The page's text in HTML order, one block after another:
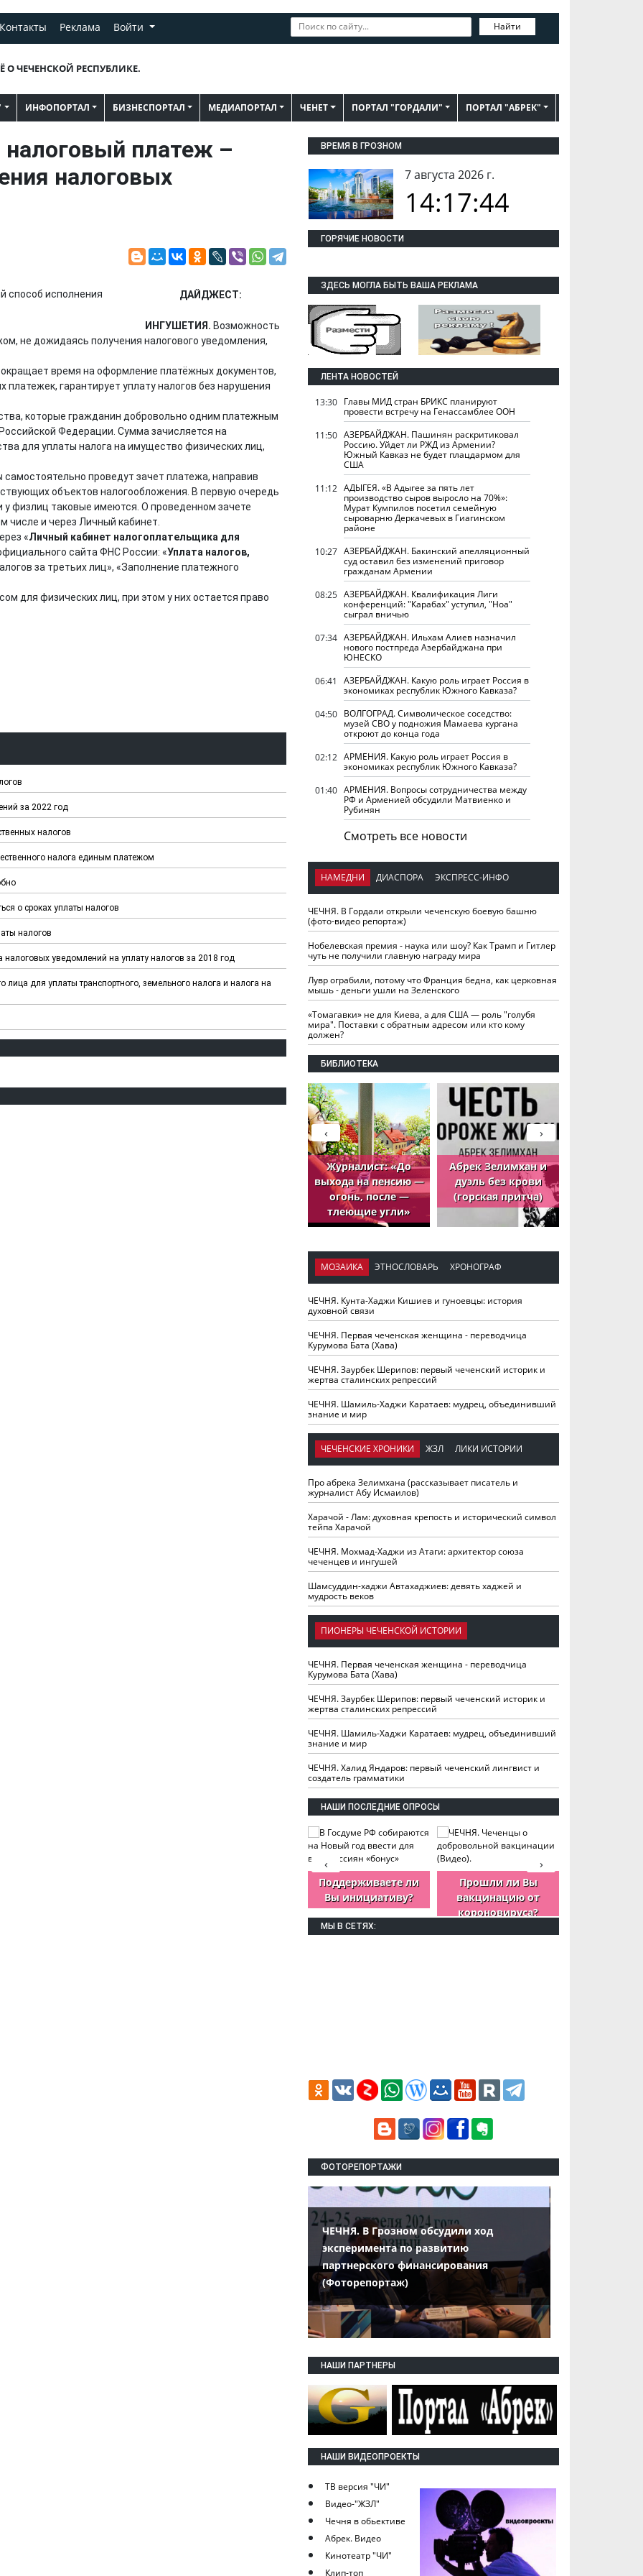
Контакты Реклама Войти Найти
О ЧЕЧЕНСКОЙ РЕСПУБЛИКЕ.
ИНФОПОРТАЛ БИЗНЕСПОРТАЛ МЕДИАПОРТАЛ ЧЕНЕТ ПОРТАЛ "ГОРДАЛИ" ПОРТАЛ "АБРЕК"
платеж –
налоговых
ДАЙДЖЕСТ:
ИНГУШЕТИЯ. Возможность
не дожидаясь получения налогового уведомления,
время на оформление платёжных документов,
гарантирует уплату налогов без нарушения
которые гражданин добровольно одним платежным
Федерации. Сумма зачисляется на
для уплаты налога на имущество физических лиц,
проведут зачет платежа, направив
объектов налогообложения. В первую очередь
физлиц таковые имеются. О проведенном зачете
числе и через Личный кабинет.
«Личный кабинет налогоплательщика для
сайта ФНС России: «Уплата налогов,
за третьих лиц», «Заполнение платежного
для физических лиц, при этом у них остается право
за 2022 год
налогов
налога единым платежом
о сроках уплаты налогов
налогов
уведомлений на уплату налогов за 2018 год
лица для уплаты транспортного, земельного налога и налога на
ВРЕМЯ В ГРОЗНОМ
7 августа 2026 г.
14:17:45
ГОРЯЧИЕ НОВОСТИ
ЗДЕСЬ МОГЛА БЫТЬ ВАША РЕКЛАМА
ЛЕНТА НОВОСТЕЙ
13:30 Главы МИД стран БРИКС планируют
провести встречу на Генассамблее ООН
11:50 АЗЕРБАЙДЖАН. Пашинян раскритиковал
Россию. Уйдет ли РЖД из Армении?
Южный Кавказ не будет плацдармом для
США
11:12 АДЫГЕЯ. «В Адыгее за пять лет
производство сыров выросло на 70%»:
Мурат Кумпилов посетил семейную
сыроварню Деркачевых в Гиагинском
районе
10:27 АЗЕРБАЙДЖАН. Бакинский апелляционный
суд оставил без изменений приговор
гражданам Армении
08:25 АЗЕРБАЙДЖАН. Квалификация Лиги
конференций: "Карабах" уступил, "Ноа"
сыграл вничью
07:34 АЗЕРБАЙДЖАН. Ильхам Алиев назначил
нового постпреда Азербайджана при
ЮНЕСКО
06:41
АЗЕРБАЙДЖАН. Какую роль играет Россия в
экономиках республик Южного Кавказа?
04:50 ВОЛГОГРАД. Символическое соседство:
музей СВО у подножия Мамаева кургана
откроют до конца года
02:12 АРМЕНИЯ. Какую роль играет Россия в
экономиках республик Южного Кавказа?
01:40 АРМЕНИЯ. Вопросы сотрудничества между
РФ и Арменией обсудили Матвиенко и
Рубинян
Смотреть все новости
НАМЕДНИ ДИАСПОРА ЭКСПРЕСС-ИНФО
ЧЕЧНЯ. В Гордали открыли чеченскую боевую башню
(фото-видео репортаж)
Нобелевская премия - наука или шоу? Как Трамп и Гитлер
чуть не получили главную награду мира
Лувр ограбили, потому что Франция бедна, как церковная
мышь - деньги ушли на Зеленского
«Томагавки» не для Киева, а для США — роль "голубя
мира". Поставки с обратным адресом или кто кому
должен?
БИБЛИОТЕКА
Журналист: «До
выхода на пенсию —
огонь, после —
тлеющие угли»
Абрек Зелимхан и
дуэль без крови
(горская притча)
›
‹
МОЗАИКА ЭТНОСЛОВАРЬ ХРОНОГРАФ
ЧЕЧНЯ. Кунта-Хаджи Кишиев и гуноевцы: история
духовной связи
ЧЕЧНЯ. Первая чеченская женщина - переводчица
Курумова Бата (Хава)
ЧЕЧНЯ. Заурбек Шерипов: первый чеченский историк и
жертва сталинских репрессий
ЧЕЧНЯ. Шамиль-Хаджи Каратаев: мудрец, объединивший
знание и мир
ЧЕЧЕНСКИЕ ХРОНИКИ ЖЗЛ ЛИКИ ИСТОРИИ
Про абрека Зелимхана (рассказывает писатель и
журналист Абу Исмаилов)
Харачой - Лам: духовная крепость и исторический символ
тейпа Харачой
ЧЕЧНЯ. Мохмад-Хаджи из Атаги: архитектор союза
чеченцев и ингушей
Шамсуддин-хаджи Автахаджиев: девять хаджей и
мудрость веков
ПИОНЕРЫ ЧЕЧЕНСКОЙ ИСТОРИИ
ЧЕЧНЯ. Первая чеченская женщина - переводчица
Курумова Бата (Хава)
ЧЕЧНЯ. Заурбек Шерипов: первый чеченский историк и
жертва сталинских репрессий
ЧЕЧНЯ. Шамиль-Хаджи Каратаев: мудрец, объединивший
знание и мир
ЧЕЧНЯ. Халид Яндаров: первый чеченский лингвист и
создатель грамматики
НАШИ ПОСЛЕДНИЕ ОПРОСЫ
Поддерживаете ли
Вы инициативу?
Прошли ли Вы
вакцинацию от
короновируса?
›
‹
МЫ В СЕТЯХ:
ФОТОРЕПОРТАЖИ
ЧЕЧНЯ. В Грозном обсудили ход
эксперимента по развитию
партнерского финансирования
(Фоторепортаж)
НАШИ ПАРТНЕРЫ
НАШИ ВИДЕОПРОЕКТЫ
ТВ версия "ЧИ"
Видео-"ЖЗЛ"
Чечня в обьективе
Абрек. Видео
Кинотеатр "ЧИ"
Клип-топ